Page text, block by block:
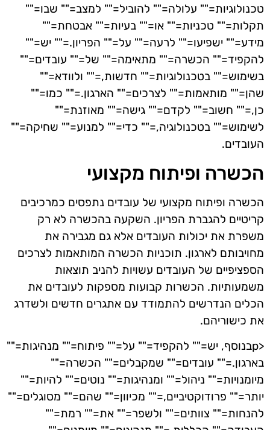
טכנולוגיות="" עלולה="" להוביל="" למצב="" שבו=""
תקלות="" טכניות="" או="" בעיות="" אבטחת=""
מידע="" ישפיעו="" לרעה="" על="" הפריון.="" יש=""
להקפיד="" הכשרה="" מתאימה="" של="" עובדים=""
בשימוש="" בטכנולוגיות="" חדשות,="" ולוודא=""
שהן="" מותאמות="" לצרכים="" הארגון.="" כמו=""
כן,="" חשוב="" לקדם="" גישה="" מאוזנת=""
לשימוש="" בטכנולוגיה,="" כדי="" למנוע="" שחיקה=""
העובדים.
הכשרה ופיתוח מקצועי
הכשרה ופיתוח מקצועי של עובדים נתפסים כמרכיבים
קריטיים להגברת הפריון. השקעה בהכשרה לא רק
משפרת את יכולות העובדים אלא גם מגבירה את
מחויבותם לארגון. תוכניות הכשרה המותאמות לצרכים
הספציפיים של העובדים עשויות להניב תוצאות
משמעותיות. הכשרות קבועות מספקות לעובדים את
הכלים הנדרשים להתמודד עם אתגרים חדשים ולשדרג
את כישוריהם.
<pבנוסף, יש="" להקפיד="" על="" פיתוח="" מנהיגות=""
בארגון.="" עובדים="" שמקבלים="" הכשרה=""
מיומנויות="" ניהול="" ומנהיגות="" נוטים="" להיות=""
יותר="" פרודוקטיביים,="" מכיוון="" שהם="" מסוגלים=""
להנחות="" צוותים="" ולשפר="" את="" רמת=""